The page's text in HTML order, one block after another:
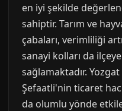
en iyi şekilde
sahiptir. Tarım ve
çabaları, verimliliği
sanayi kolları da
sağlamaktadır.
Şefaatli'nin ticaret
da olumlu yönde